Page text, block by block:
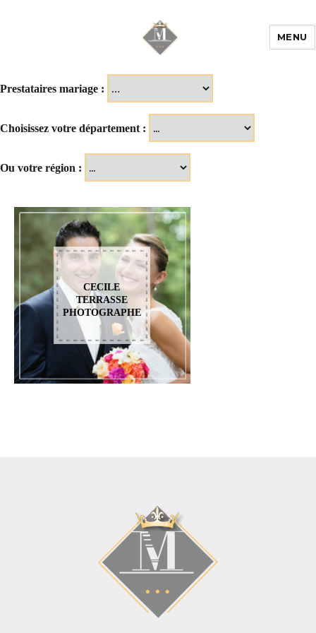
MENU
Prestataires mariage :
Choisissez votre département :
Ou votre région :
CECILE
TERRASSE
PHOTOGRAPHE